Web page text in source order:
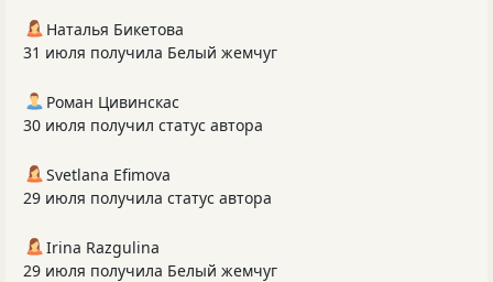
Наталья Бикетова
31 июля получила Белый жемчуг
Роман Цивинскас
30 июля получил статус автора
Svetlana Efimova
29 июля получила статус автора
Irina Razgulina
29 июля получила Белый жемчуг